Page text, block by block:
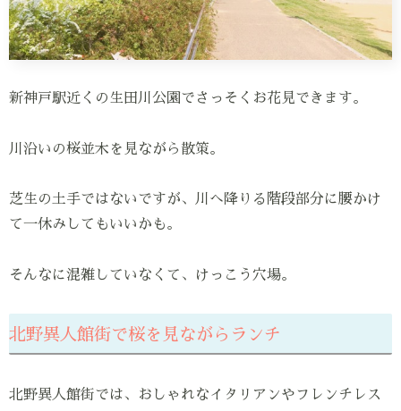
新神戸駅近くの生田川公園でさっそくお花見できます。
川沿いの桜並木を見ながら散策。
芝生の土手ではないですが、川へ降りる階段部分に腰かけ
て一休みしてもいいかも。
そんなに混雑していなくて、けっこう穴場。
北野異人館街で桜を見ながらランチ
北野異人館街では、おしゃれなイタリアンやフレンチレス